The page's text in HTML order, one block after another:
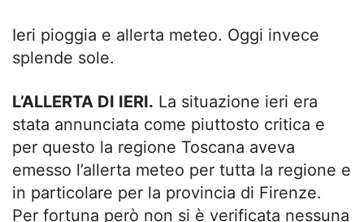
Ieri pioggia e allerta meteo. Oggi invece
splende sole.
L’ALLERTA DI IERI. La situazione ieri era
stata annunciata come piuttosto critica e
per questo la regione Toscana aveva
emesso l’allerta meteo per tutta la regione e
in particolare per la provincia di Firenze.
Per fortuna però non si è verificata nessuna